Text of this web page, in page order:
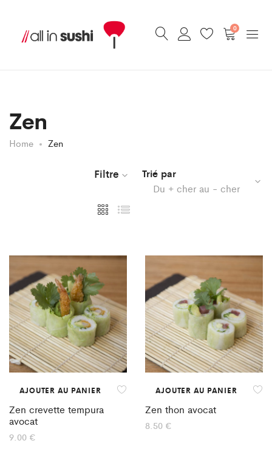
0
Zen
Home Zen
Filtre
Trié par
Du + cher au - cher
AJOUTER AU PANIER
Zen crevette tempura
avocat
9.00 €
AJOUTER AU PANIER
Zen thon avocat
8.50 €